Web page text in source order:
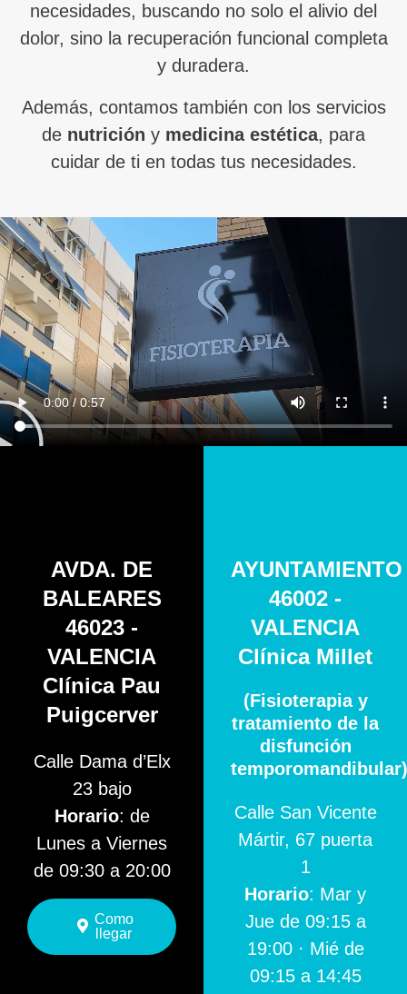
necesidades, buscando no solo el alivio del
dolor, sino la recuperación funcional completa
y duradera.
Además, contamos también con los servicios
de nutrición y medicina estética, para
cuidar de ti en todas tus necesidades.
AVDA. DE
BALEARES
46023 -
VALENCIA
Clínica Pau
Puigcerver
Calle Dama d’Elx
23 bajo
Horario: de
Lunes a Viernes
de 09:30 a 20:00
Como
llegar
AYUNTAMIENTO
46002 -
VALENCIA
Clínica Millet
(Fisioterapia y
tratamiento de la
disfunción
temporomandibular)
Calle San Vicente
Mártir, 67 puerta
1
Horario: Mar y
Jue de 09:15 a
19:00 · Mié de
09:15 a 14:45